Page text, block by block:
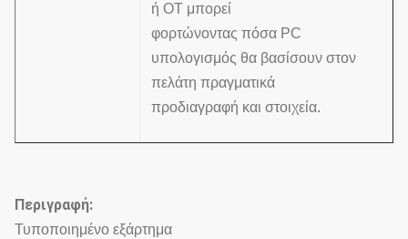
ή OT μπορεί
φορτώνοντας πόσα PC
υπολογισμός θα βασίσουν στον
πελάτη πραγματικά
προδιαγραφή και στοιχεία.
Περιγραφή:
Τυποποιημένο εξάρτημα